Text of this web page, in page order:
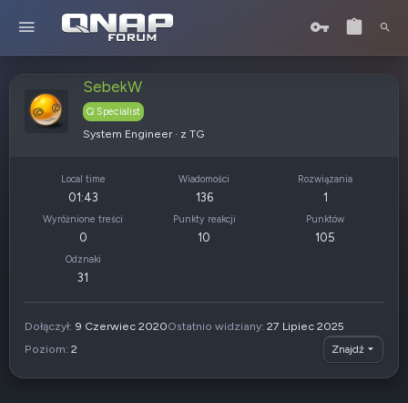
SebekW
Q Specialist
System Engineer · z TG
Local time
01:43
Wiadomości
136
Rozwiązania
1
Wyróżnione treści
0
Punkty reakcji
10
Punktów
105
Odznaki
31
Dołączył 9 Czerwiec 2020Ostatnio widziany 27 Lipiec 2025
Poziom 2 Znajdź